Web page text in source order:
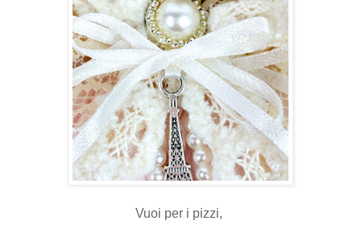
Vuoi per i pizzi,